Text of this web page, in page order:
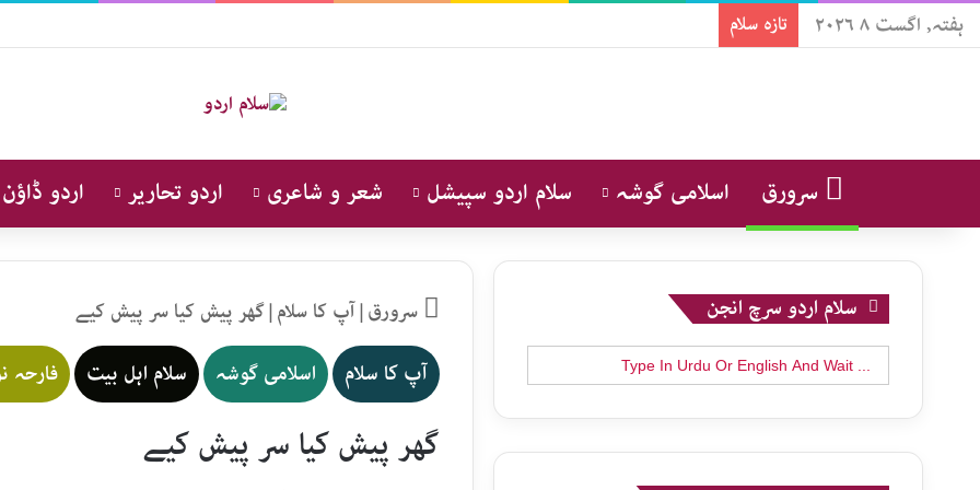
ہفتہ, اگست ۸ ۲۰۲۶ تازہ سلام
سرورق اسلامی گوشہ سلام اردو سپیشل شعر و شاعری اردو تحاریر اردو
سرورق|آپ کا سلام|گھر پیش کیا سر پیش کیے
آپ کا سلام اسلامی گوشہ سلام اہل بیت فارحہ
گھر پیش کیا سر پیش کیے
سلام اردو سرچ انجن
Search
for: